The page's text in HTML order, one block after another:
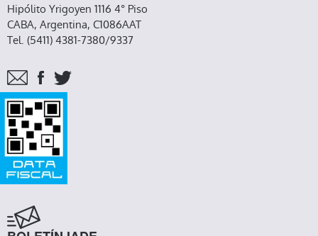
Hipólito Yrigoyen 1116 4° Piso
CABA, Argentina, C1086AAT
Tel. (5411) 4381-7380/9337